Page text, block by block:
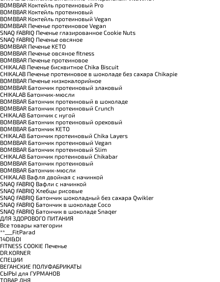
BOMBBAR Коктейль протеиновый Pro
BOMBBAR Коктейль протеиновый
BOMBBAR Коктейль протеиновый Vegan
BOMBBAR Печенье протеиновое Vegan
SNAQ FABRIQ Печенье глазированное Cookie Nuts
SNAQ FABRIQ Печенье овсяное
BOMBBAR Печенье KETO
BOMBBAR Печенье овсяное fitness
BOMBBAR Печенье протеиновое
CHIKALAB Печенье бисквитное Chika Biscuit
CHIKALAB Печенье протеиновое в шоколаде без сахара Chikapie
BOMBBAR Печенье низкокалорийное
BOMBBAR Батончик протеиновый злаковый
CHIKALAB Батончик-мюсли
BOMBBAR Батончик протеиновый в шоколаде
BOMBBAR Батончик протеиновый Crunch
CHIKALAB Батончик с нугой
BOMBBAR Батончик протеиновый ореховый
BOMBBAR Батончик KETO
CHIKALAB Батончик протеиновый Chika Layers
BOMBBAR Батончик протеиновый Vegan
BOMBBAR Батончик протеиновый Slim
CHIKALAB Батончик протеиновый Chikabar
BOMBBAR Батончик протеиновый
BOMBBAR Батончик-мюсли
CHIKALAB Вафля двойная с начинкой
SNAQ FABRIQ Вафли с начинкой
SNAQ FABRIQ Хлебцы рисовые
SNAQ FABRIQ Батончик шоколадный без сахара Qwikler
SNAQ FABRIQ Батончик в шоколаде Coco
SNAQ FABRIQ Батончик в шоколаде Snaqer
ДЛЯ ЗДОРОВОГО ПИТАНИЯ
Все товары категории
**___FitParad
14DI&DI
FITNESS COOKIE Печенье
DR.KORNER
СПЕЦИИ
ВЕГАНСКИЕ ПОЛУФАБРИКАТЫ
СЫРЫ для ГУРМАНОВ
TОВАР ДНЯ